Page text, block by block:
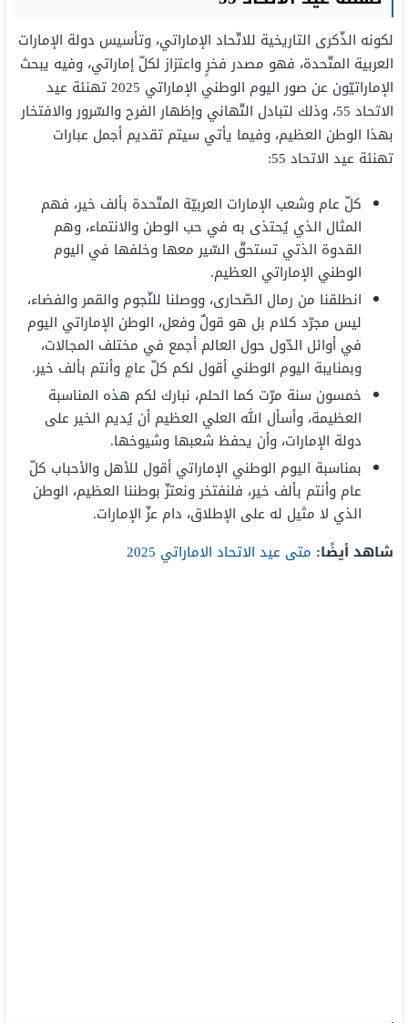
لكونه الذّكرى التاريخية للاتّحاد الإماراتي، وتأسيس دولة الإمارات
العربية المتّحدة، فهو مصدر فخرٍ واعتزاز لكلّ إماراتي، وفيه يبحث
الإماراتيّون عن صور اليوم الوطني الإماراتي 2025 تهنئة عيد
الاتحاد 55، وذلك لتبادل التّهاني وإظهار الفرح والسّرور والافتخار
بهذا الوطن العظيم، وفيما يأتي سيتم تقديم أجمل عبارات
تهنئة عيد الاتحاد 55:
كلّ عام وشعب الإمارات العربيّة المتّحدة بألف خير، فهم
المثال الذي يُحتذى به في حب الوطن والانتماء، وهم
القدوة الذتي تستحقّ السّير معها وخلفها في اليوم
الوطني الإماراتي العظيم.
انطلقنا من رمال الصّحارى، ووصلنا للنّجوم والقمر والفضاء،
ليس مجرّد كلام بل هو قولٌ وفعل، الوطن الإماراتي اليوم
في أوائل الدّول حول العالم أجمع في مختلف المجالات،
وبمنايبة اليوم الوطني أقول لكم كلّ عامٍ وأنتم بألف خير.
خمسون سنة مرّت كما الحلم، نبارك لكم هذه المناسبة
العظيمة، وأسأل الله العلي العظيم أن يُديم الخير على
دولة الإمارات، وأن يحفظ شعبها وشيوخها.
بمناسبة اليوم الوطني الإماراتي أقول للأهل والأحباب كلّ
عام وأنتم بألف خير، فلنفتخر ونعتزّ بوطننا العظيم، الوطن
الذي لا مثيل له على الإطلاق، دام عزّ الإمارات.
شاهد أيضًا: متى عيد الاتحاد الاماراتي 2025